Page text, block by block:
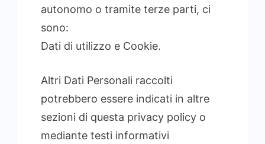
autonomo o tramite terze parti, ci
sono:
Dati di utilizzo e Cookie.
Altri Dati Personali raccolti
potrebbero essere indicati in altre
sezioni di questa privacy policy o
mediante testi informativi